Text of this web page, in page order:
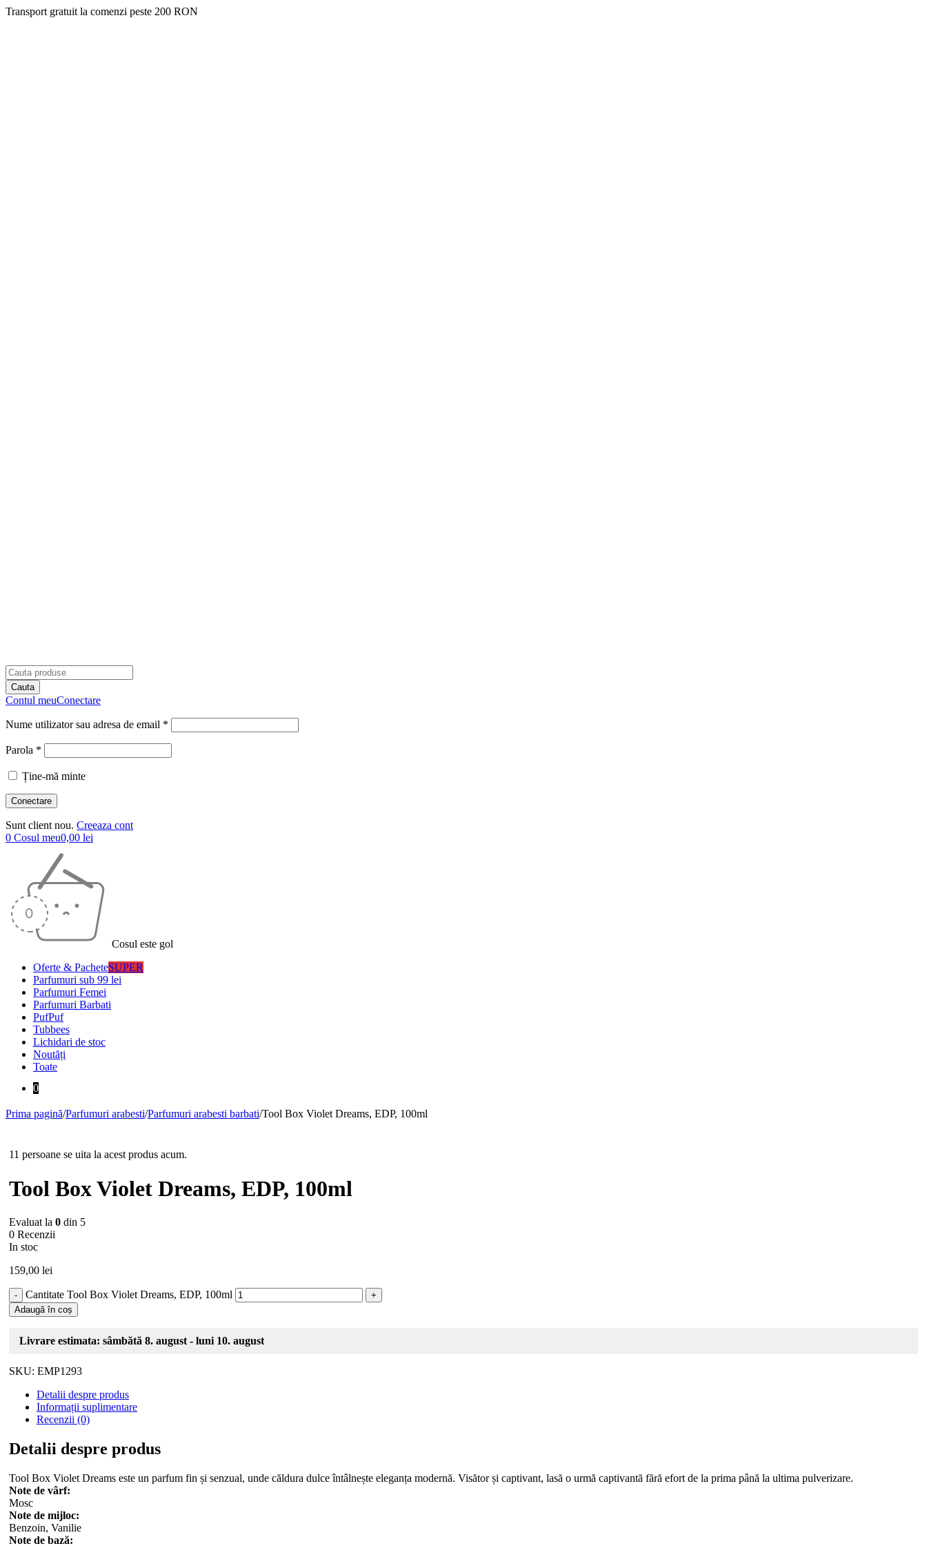
Transport gratuit la comenzi peste 200 RON
Contul meuConectare
Nume utilizator sau adresa de email *
Parola *
Ține-mă minte
Sunt client nou. Creeaza cont
0 Cosul meu0,00 lei
Cosul este gol
Oferte & PacheteSUPER
Parfumuri sub 99 lei
Parfumuri Femei
Parfumuri Barbati
PufPuf
Tubbees
Lichidari de stoc
Noutăți
Toate
0
Prima pagină/Parfumuri arabesti/Parfumuri arabesti barbati/Tool Box Violet Dreams, EDP, 100ml
11 persoane se uita la acest produs acum.
Tool Box Violet Dreams, EDP, 100ml
Evaluat la 0 din 5
0 Recenzii
In stoc
159,00 lei
Cantitate Tool Box Violet Dreams, EDP, 100ml
Adaugă în coș
Livrare estimata: sâmbătă 8. august - luni 10. august
SKU: EMP1293
Detalii despre produs
Informații suplimentare
Recenzii (0)
Detalii despre produs
Tool Box Violet Dreams este un parfum fin și senzual, unde căldura dulce întâlnește eleganța modernă. Visător și captivant, lasă o urmă captivantă fără efort de la prima până la ultima pulverizare.
Note de vârf:
Mosc
Note de mijloc:
Benzoin, Vanilie
Note de bază: